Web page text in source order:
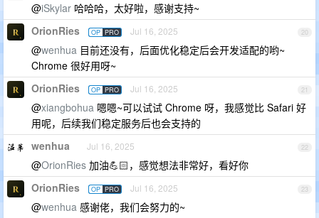
@iSkylar 哈哈哈，太好啦，感谢支持~
20
OrionRies OP PRO Jul 16, 2025
@wenhua 目前还没有，后面优化稳定后会开发适配的哟~
Chrome 很好用呀~
21
OrionRies OP PRO Jul 16, 2025
@xiangbohua 嗯嗯~可以试试 Chrome 呀，我感觉比 Safari 好
用呢，后续我们稳定服务后也会支持的
22
wenhua Jul 16, 2025
@OrionRies 加油💪🏻，感觉想法非常好，看好你
23
OrionRies OP PRO Jul 16, 2025
@wenhua 感谢佬，我们会努力的~